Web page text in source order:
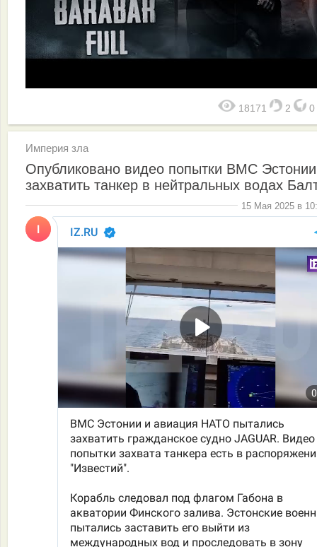
18171 2 0
Империя зла
Опубликовано видео попытки ВМС Эстонии
захватить танкер в нейтральных водах
15 Мая 2025 в